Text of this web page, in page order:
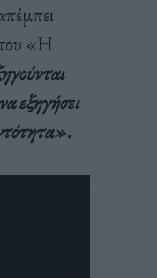
«Η
εξηγήσει